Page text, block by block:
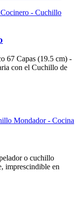
67 Capas (19.5 cm) -
con el Cuchillo de
o cuchillo
imprescindible en